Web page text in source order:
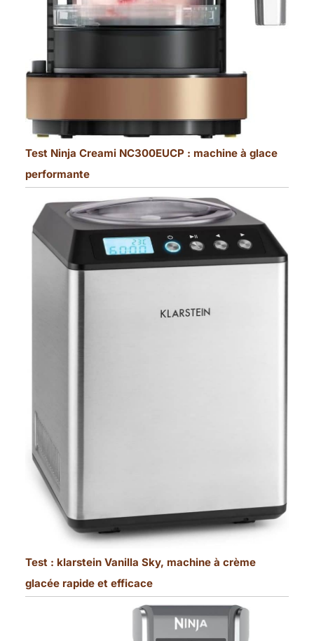
Test Ninja Creami NC300EUCP : machine à glace
performante
Test : klarstein Vanilla Sky, machine à crème
glacée rapide et efficace